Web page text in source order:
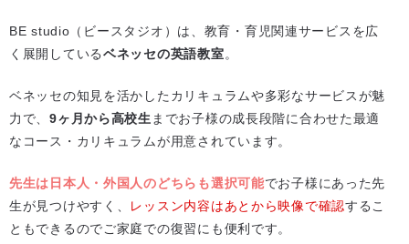
BE studio（ビースタジオ）は、教育・育児関連サービスを広
く展開しているベネッセの英語教室。
ベネッセの知見を活かしたカリキュラムや多彩なサービスが魅
力で、9ヶ月から高校生 までお子様の成長段階に合わせた最適
なコース・カリキュラムが用意されています。
先生は日本人・外国人のどちらも選択可能でお子様にあった先
生が見つけやすく、 レッスン内容はあとから映像で確認するこ
ともできるのでご家庭での復習にも便利です。